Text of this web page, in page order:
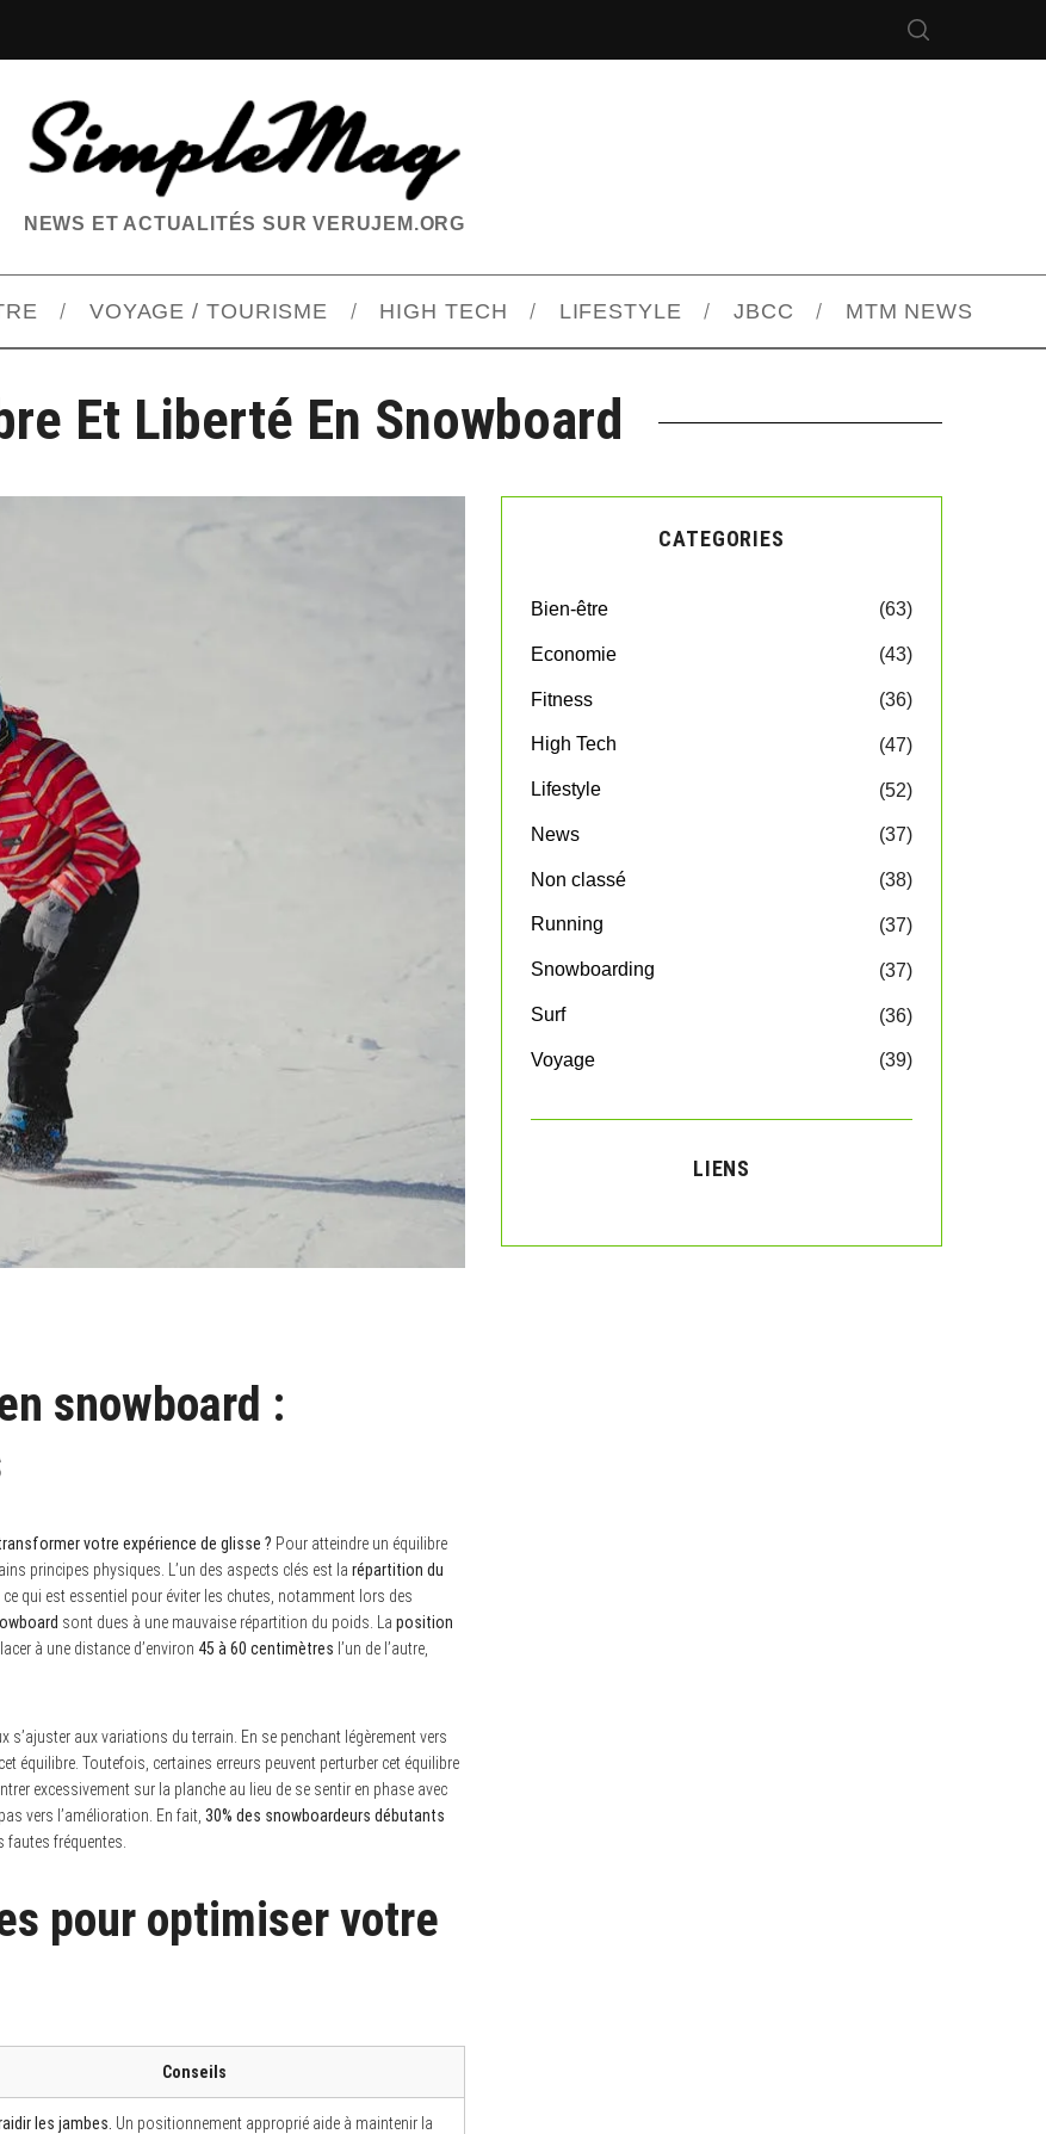
NEWS ET ACTUALITÉS SUR VERUJEM.ORG
VOYAGE / TOURISME HIGH TECH LIFESTYLE JBCC MTM NEWS
Et Liberté En Snowboard
snowboard :
votre expérience de glisse ? Pour atteindre un équilibre
principes physiques. L’un des aspects clés est la répartition du
qui est essentiel pour éviter les chutes, notamment lors des
sont dues à une mauvaise répartition du poids. La position
à une distance d’environ 45 à 60 centimètres l’un de l’autre,
s’ajuster aux variations du terrain. En se penchant légèrement vers
équilibre. Toutefois, certaines erreurs peuvent perturber cet équilibre
excessivement sur la planche au lieu de se sentir en phase avec
vers l’amélioration. En fait, 30% des snowboardeurs débutants
fréquentes.
pour optimiser votre
Conseils
les jambes. Un positionnement approprié aide à maintenir la
CATEGORIES
Bien-être (63)
Economie (43)
Fitness (36)
High Tech (47)
Lifestyle (52)
News (37)
Non classé (38)
Running (37)
Snowboarding (37)
Surf (36)
Voyage (39)
LIENS